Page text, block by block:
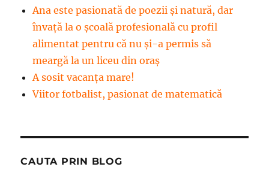
Ana este pasionată de poezii și natură, dar
învață la o școală profesională cu profil
alimentat pentru că nu și-a permis să
meargă la un liceu din oraș
A sosit vacanța mare!
Viitor fotbalist, pasionat de matematică
CAUTA PRIN BLOG